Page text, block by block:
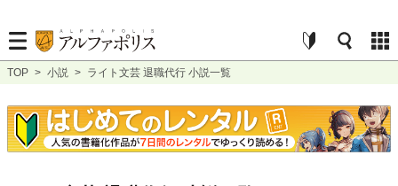
TOP > 小説 > ライト文芸 退職代行 小説一覧